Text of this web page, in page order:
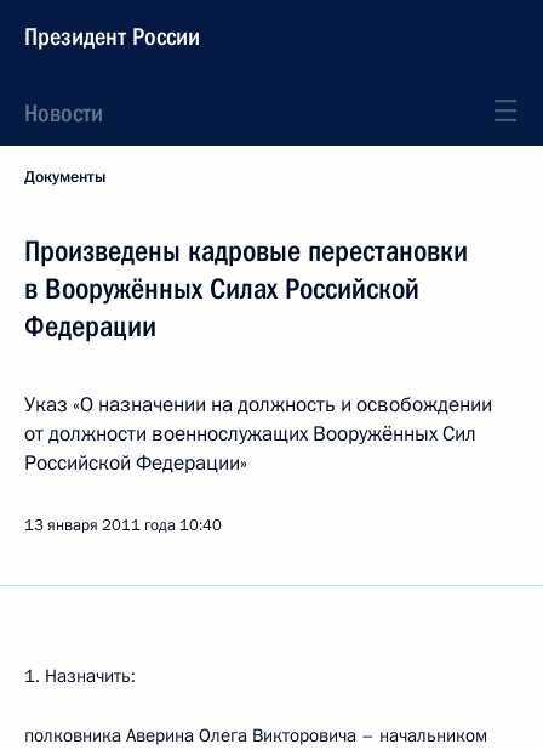
Президент России
Новости
Документы
Произведены кадровые перестановки
в Вооружённых Силах Российской
Федерации
Указ «О назначении на должность и освобождении
от должности военнослужащих Вооружённых Сил
Российской Федерации»
13 января 2011 года 10:40
1. Назначить:
полковника Аверина Олега Викторовича – начальником